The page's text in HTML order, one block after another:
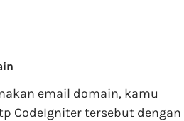
email domain, kamu
CodeIgniter tersebut dengan